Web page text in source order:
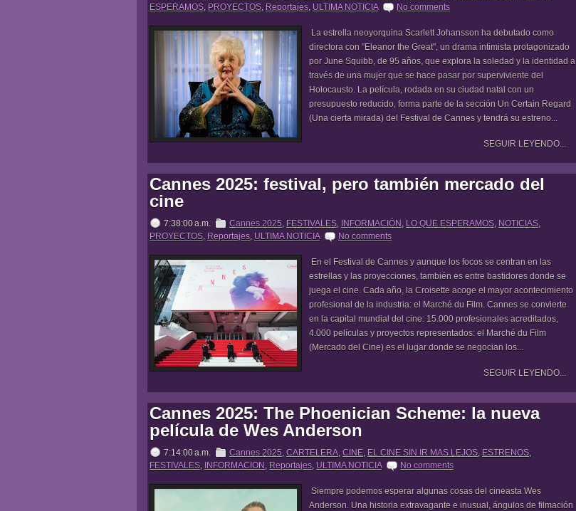
ESPERAMOS, PROYECTOS, Reportajes, ULTIMA NOTICIA No comments
La estrella neoyorquina Scarlett Johansson ha debutado como
directora con "Eleanor the Great", un drama intimista protagonizado
por June Squibb, de 95 años, que explora la soledad y la identidad a
través de una mujer que se hace pasar por superviviente del
Holocausto. La película, rodada en su ciudad natal con un
presupuesto reducido, forma parte de la sección Un Certain Regard
(Una cierta mirada) del Festival de Cannes y tendrá su estreno...
SEGUIR LEYENDO...
Cannes 2025: festival, pero también mercado del
cine
7:38:00 a.m. Cannes 2025, FESTIVALES, INFORMACIÓN , LO QUE ESPERAMOS, NOTICIAS,
PROYECTOS, Reportajes, ULTIMA NOTICIA No comments
En el Festival de Cannes y aunque los focos se centran en las
estrellas y las proyecciones, también es entre bastidores donde se
juega el cine. Cada año, la Croisette acoge el mayor acontecimiento
profesional de la industria: el Marché du Film. Cannes se convierte
en la capital mundial del cine: 15.000 profesionales acreditados,
4.000 películas y proyectos representados: el Marché du Film
(Mercado del Cine) es el lugar donde se negocian los...
SEGUIR LEYENDO...
Cannes 2025: The Phoenician Scheme: la nueva
película de Wes Anderson
7:14:00 a.m. Cannes 2025, CARTELERA, CINE, EL CINE SIN IR MAS LEJOS, ESTRENOS,
FESTIVALES, INFORMACION , Reportajes, ULTIMA NOTICIA No comments
Siempre podemos esperar algunas cosas del cineasta Wes
Anderson. Una historia extravagante e inusual, ángulos de filmación